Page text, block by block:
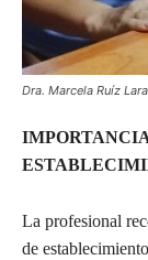
Dra. Marcela Ruíz
La profesional
de